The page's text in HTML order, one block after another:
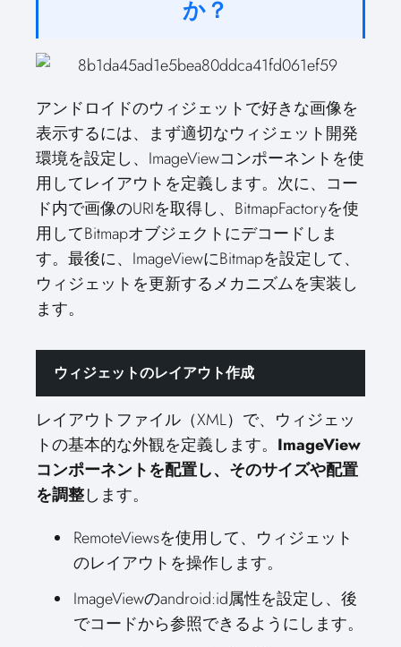
か？
アンドロイドのウィジェットで好きな画像を
表示するには、まず適切なウィジェット開発
環境を設定し、ImageViewコンポーネントを使
用してレイアウトを定義します。次に、コー
ド内で画像のURIを取得し、BitmapFactoryを使
用してBitmapオブジェクトにデコードしま
す。最後に、ImageViewにBitmapを設定して、
ウィジェットを更新するメカニズムを実装し
ます。
ウィジェットのレイアウト作成
レイアウトファイル（XML）で、ウィジェッ
トの基本的な外観を定義します。 ImageView
コンポーネントを配置し、そのサイズや配置
を調整します。
RemoteViewsを使用して、ウィジェット
のレイアウトを操作します。
ImageViewのandroid:id属性を設定し、後
でコードから参照できるようにします。